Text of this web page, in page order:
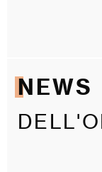
NEWS